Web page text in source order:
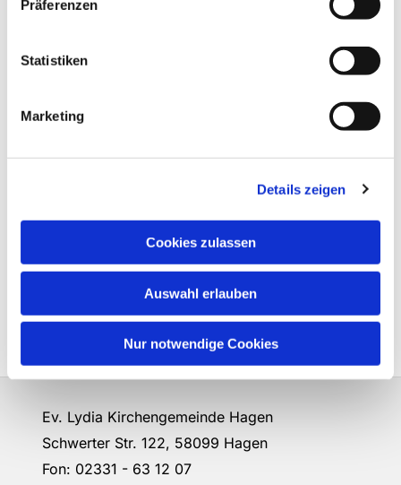
Präferenzen
Statistiken
Marketing
Details zeigen
Cookies zulassen
Auswahl erlauben
Nur notwendige Cookies
Ev. Lydia Kirchengemeinde Hagen
Schwerter Str. 122, 58099 Hagen
Fon: 02331 - 63 12 07